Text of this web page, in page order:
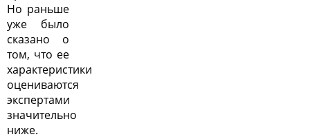
Но раньше
уже было
сказано о
том, что ее
характеристики
оцениваются
экспертами
значительно
ниже.